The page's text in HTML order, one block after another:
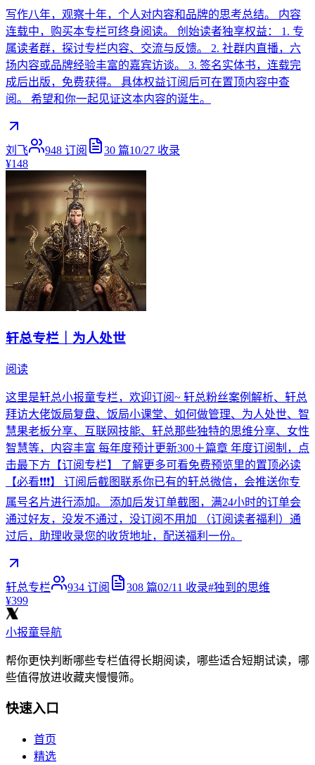
写作八年，观察十年，个人对内容和品牌的思考总结。 内容
连载中，购买本专栏可终身阅读。 创始读者独享权益： 1. 专
属读者群，探讨专栏内容、交流与反馈。 2. 社群内直播，六
场内容或品牌经验丰富的嘉宾访谈。 3. 签名实体书，连载完
成后出版，免费获得。 具体权益订阅后可在置顶内容中查
阅。 希望和你一起见证这本内容的诞生。
刘飞 948 订阅 30 篇10/27 收录
¥148
轩总专栏｜为人处世
阅读
这里是轩总小报童专栏，欢迎订阅~ 轩总粉丝案例解析、轩总
拜访大佬饭局复盘、饭局小课堂、如何做管理、为人处世、智
慧果老板分享、互联网技能、轩总那些独特的思维分享、女性
智慧等，内容丰富 每年度预计更新300＋篇章 年度订阅制，点
击最下方【订阅专栏】 了解更多可看免费预览里的置顶必读
【必看❗️❗️❗️】 订阅后截图联系你已有的轩总微信，会推送你专
属号名片进行添加。 添加后发订单截图，满24小时的订单会
通过好友，没发不通过，没订阅不用加 （订阅读者福利）通
过后，助理收录您的收货地址，配送福利一份。
轩总专栏 934 订阅 308 篇02/11 收录#独到的思维
¥399
小报童导航
帮你更快判断哪些专栏值得长期阅读，哪些适合短期试读，哪
些值得放进收藏夹慢慢筛。
快速入口
首页
精选